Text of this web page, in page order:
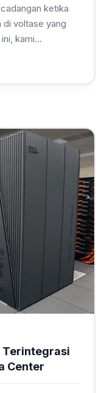
ketika
di voltase yang
ini, kami…
Terintegrasi
Center